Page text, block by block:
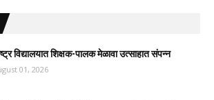
विद्यालयात शिक्षक-पालक मेळावा उत्साहात संपन्न
01, 2026